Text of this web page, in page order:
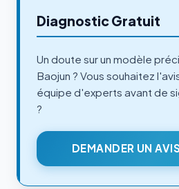
Diagnostic Gratuit
Un doute sur un modèle
Baojun ? Vous souhaitez
équipe d'experts avant de
?
DEMANDER UN